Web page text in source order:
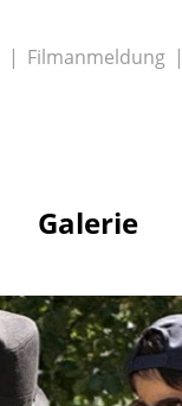
Filmanmeldung
Galerie